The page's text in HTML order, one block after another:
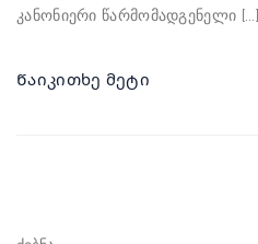
კანონიერი წარმომადგენელი [...]
Წაიკითხე მეტი